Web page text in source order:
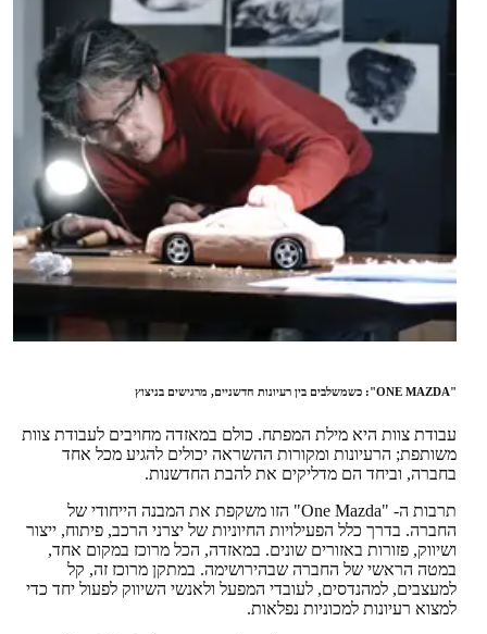
עבודת צוות היא מילת המפתח. כולם במאזדה מחויבים לעבודת צוות
משותפת; הרעיונות ומקורות ההשראה יכולים להגיע מכל אחד
בחברה, וביחד הם מדליקים את להבת החדשנות.
תרבות ה- "One Mazda" הזו משקפת את המבנה הייחודי של
החברה. בדרך כלל הפעילויות החיוניות של יצרני הרכב, פיתוח, ייצור
ושיווק, פזורות באזורים שונים. במאזדה, הכל מרוכז במקום אחד,
במטה הראשי של החברה שבהירושימה. במתקן מרוכז זה, קל
למעצבים, למהנדסים, לעובדי המפעל ולאנשי השיווק לפעול יחד כדי
למצוא רעיונות למכוניות נפלאות.